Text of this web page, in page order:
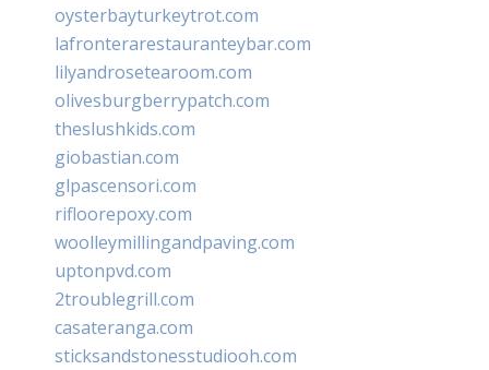
oysterbayturkeytrot.com
lafronterarestauranteybar.com
lilyandrosetearoom.com
olivesburgberrypatch.com
theslushkids.com
giobastian.com
glpascensori.com
rifloorepoxy.com
woolleymillingandpaving.com
uptonpvd.com
2troublegrill.com
casateranga.com
sticksandstonesstudiooh.com